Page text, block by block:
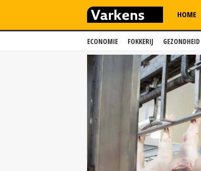
ECONOMIE FOKKERIJ GEZONDHEID
HOME